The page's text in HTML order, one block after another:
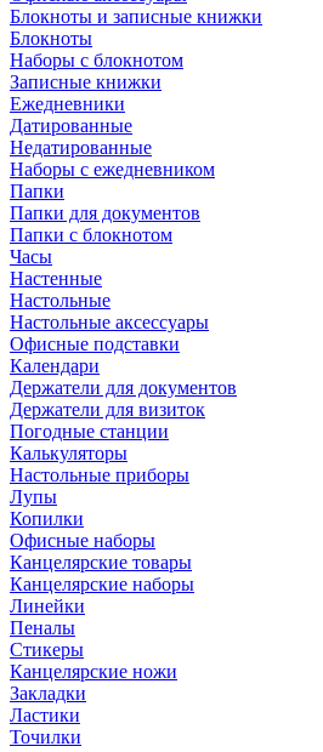
Блокноты и записные книжки
Блокноты
Наборы с блокнотом
Записные книжки
Ежедневники
Датированные
Недатированные
Наборы с ежедневником
Папки
Папки для документов
Папки с блокнотом
Часы
Настенные
Настольные
Настольные аксессуары
Офисные подставки
Календари
Держатели для документов
Держатели для визиток
Погодные станции
Калькуляторы
Настольные приборы
Лупы
Копилки
Офисные наборы
Канцелярские товары
Канцелярские наборы
Линейки
Пеналы
Стикеры
Канцелярские ножи
Закладки
Ластики
Точилки